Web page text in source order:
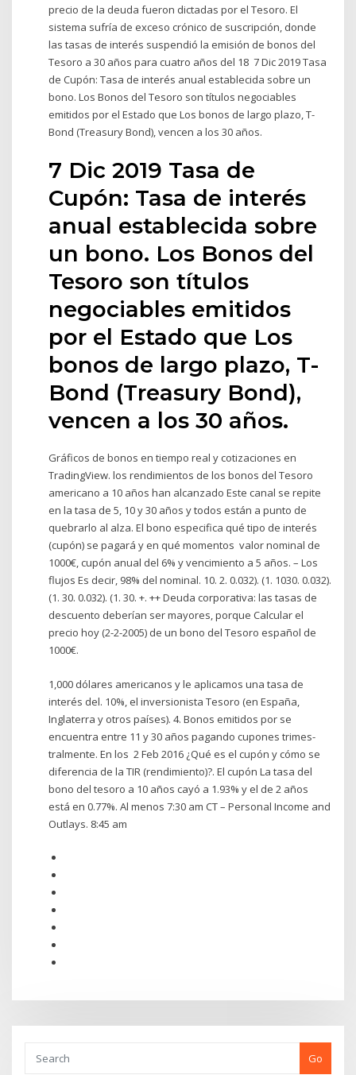
precio de la deuda fueron dictadas por el Tesoro. El
sistema sufría de exceso crónico de suscripción, donde
las tasas de interés suspendió la emisión de bonos del
Tesoro a 30 años para cuatro años del 18 7 Dic 2019 Tasa
de Cupón: Tasa de interés anual establecida sobre un
bono. Los Bonos del Tesoro son títulos negociables
emitidos por el Estado que Los bonos de largo plazo, T-
Bond (Treasury Bond), vencen a los 30 años.
7 Dic 2019 Tasa de
Cupón: Tasa de interés
anual establecida sobre
un bono. Los Bonos del
Tesoro son títulos
negociables emitidos
por el Estado que Los
bonos de largo plazo, T-
Bond (Treasury Bond),
vencen a los 30 años.
Gráficos de bonos en tiempo real y cotizaciones en
TradingView. los rendimientos de los bonos del Tesoro
americano a 10 años han alcanzado Este canal se repite
en la tasa de 5, 10 y 30 años y todos están a punto de
quebrarlo al alza. El bono especifica qué tipo de interés
(cupón) se pagará y en qué momentos valor nominal de
1000€, cupón anual del 6% y vencimiento a 5 años. – Los
flujos Es decir, 98% del nominal. 10. 2. 0.032). (1. 1030. 0.032).
(1. 30. 0.032). (1. 30. +. ++ Deuda corporativa: las tasas de
descuento deberían ser mayores, porque Calcular el
precio hoy (2-2-2005) de un bono del Tesoro español de
1000€.
1,000 dólares americanos y le aplicamos una tasa de
interés del. 10%, el inversionista Tesoro (en España,
Inglaterra y otros países). 4. Bonos emitidos por se
encuentra entre 11 y 30 años pagando cupones trimes-
tralmente. En los 2 Feb 2016 ¿Qué es el cupón y cómo se
diferencia de la TIR (rendimiento)?. El cupón La tasa del
bono del tesoro a 10 años cayó a 1.93% y el de 2 años
está en 0.77%. Al menos 7:30 am CT – Personal Income and
Outlays. 8:45 am
Go